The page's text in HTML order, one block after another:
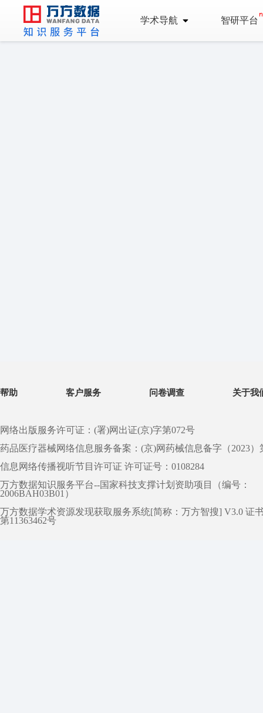
学术导航 智研平台
帮助 客户服务 问卷调查 关于我
网络出版服务许可证：(署)网出证(京)字第072号
药品医疗器械网络信息服务备案：(京)网药械信息备字（2023）
信息网络传播视听节目许可证 许可证号：0108284
万方数据知识服务平台--国家科技支撑计划资助项目（编号：
2006BAH03B01）
万方数据学术资源发现获取服务系统[简称：万方智搜] V3.0 证
第11363462号